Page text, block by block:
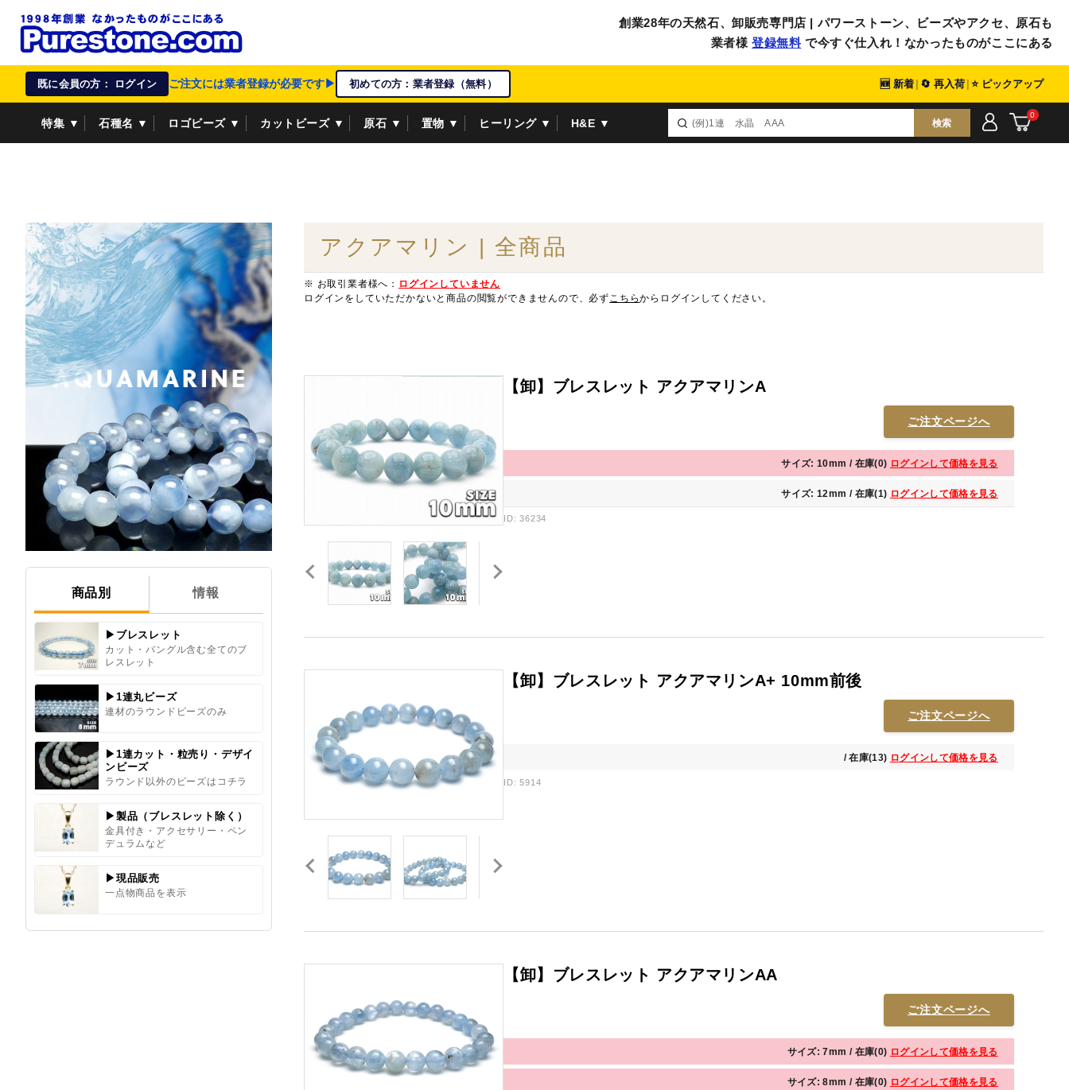
創業28年の天然石、卸販売専門店 | パワーストーン、ビーズやアクセ、原石も
業者様 登録無料で今すぐ仕入れ！なかったものがここにある
既に会員の方： ログイン ご注文には業者登録が必要です▶ 初めての方：業者登録（無料） 🆕 新着 🔄 再入荷 ⭐ ピックアップ
特集 ▼ 石種名 ▼ ロゴビーズ ▼ カットビーズ ▼ 原石 ▼ 置物 ▼ ヒーリング ▼ H&E ▼ 検索
0
商品別 情報
▶ブレスレット
カット・バングル含む全てのブ
レスレット
▶1連丸ビーズ
連材のラウンドビーズのみ
▶1連カット・粒売り・デザイ
ンビーズ
ラウンド以外のビーズはコチラ
▶製品（ブレスレット除く）
金具付き・アクセサリー・ペン
デュラムなど
▶現品販売
一点物商品を表示
アクアマリン | 全商品
※ お取引業者様へ： ログインしていません
ログインをしていただかないと商品の閲覧ができませんので、必ずこちらからログインしてください。
【卸】ブレスレット アクアマリンA
ご注文ページへ
サイズ: 10mm / 在庫(0) ログインして価格を見る
サイズ: 12mm / 在庫(1) ログインして価格を見る
ID: 36234
【卸】ブレスレット アクアマリンA+ 10mm前後
ご注文ページへ
/ 在庫(13) ログインして価格を見る
ID: 5914
【卸】ブレスレット アクアマリンAA
ご注文ページへ
サイズ: 7mm / 在庫(0) ログインして価格を見る
サイズ: 8mm / 在庫(0) ログインして価格を見る